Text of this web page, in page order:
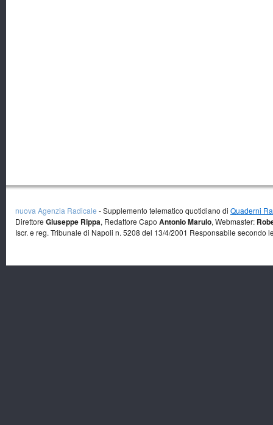
nuova Agenzia Radicale - Supplemento telematico quotidiano di Quaderni
Direttore Giuseppe Rippa, Redattore Capo Antonio Marulo, Webmaster:
Iscr. e reg. Tribunale di Napoli n. 5208 del 13/4/2001 Responsabile secondo